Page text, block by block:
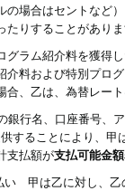
場合はセントなど
たりすることがあり
ラム紹介料を獲得
料および特別プロ
、乙は、為替レー
行名、口座番号、
することにより、
支払額が支払可能金
甲は乙に対し、乙